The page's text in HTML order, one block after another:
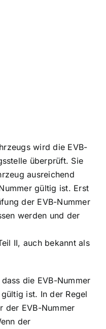
wird die EVB-
überprüft. Sie
ausreichend
gültig ist. Erst
der EVB-Nummer
werden und der
II, auch bekannt als
die EVB-Nummer
ist. In der Regel
der EVB-Nummer
der